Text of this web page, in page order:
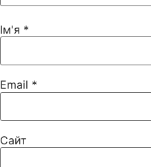
Ім'я *
Email *
Сайт